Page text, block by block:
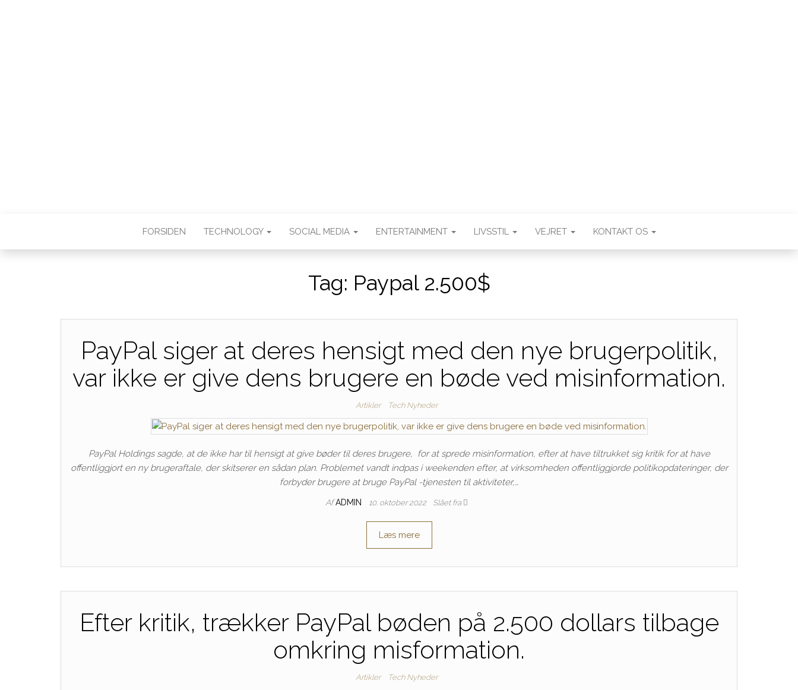
FORSIDEN TECHNOLOGY SOCIAL MEDIA ENTERTAINMENT LIVSSTIL VEJRET KONTAKT OS
Tag: Paypal 2.500$
PayPal siger at deres hensigt med den nye brugerpolitik,
var ikke er give dens brugere en bøde ved misinformation.
Artikler Tech Nyheder
PayPal Holdings sagde, at de ikke har til hensigt at give bøder til deres brugere, for at sprede misinformation, efter at have tiltrukket sig kritik for at have
offentliggjort en ny brugeraftale, der skitserer en sådan plan. Problemet vandt indpas i weekenden efter, at virksomheden offentliggjorde politikopdateringer, der
forbyder brugere at bruge PayPal -tjenesten til aktiviteter,…
Af ADMIN 10. oktober 2022 Slået fra
Læs mere
Efter kritik, trækker PayPal bøden på 2.500 dollars tilbage
omkring misformation.
Artikler Tech Nyheder